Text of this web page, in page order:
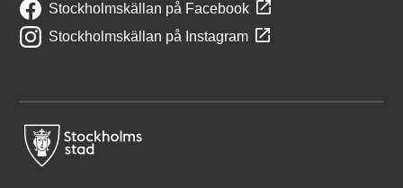
Stockholmskällan på Facebook
Stockholmskällan på Instagram